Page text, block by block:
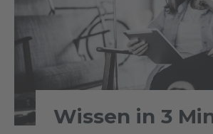
Wissen in 3